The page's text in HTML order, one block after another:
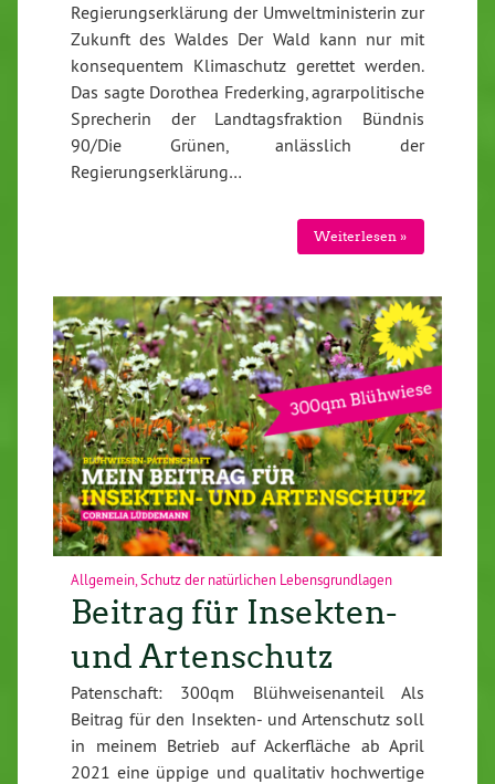
Regierungserklärung der Umweltministerin zur
Zukunft des Waldes Der Wald kann nur mit
konsequentem Klimaschutz gerettet werden.
Das sagte Dorothea Frederking, agrarpolitische
Sprecherin der Landtagsfraktion Bündnis
90/Die Grünen, anlässlich der
Regierungserklärung…
Weiterlesen »
Allgemein Schutz der natürlichen Lebensgrundlagen
Beitrag für Insekten-
und Artenschutz
Patenschaft: 300qm Blühweisenanteil Als
Beitrag für den Insekten- und Artenschutz soll
in meinem Betrieb auf Ackerfläche ab April
2021 eine üppige und qualitativ hochwertige